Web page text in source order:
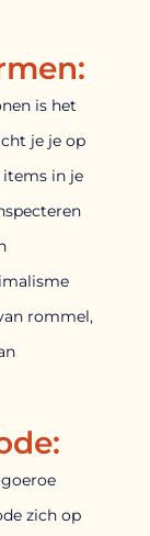
is het
je je op
items in je
rommel,
zich op